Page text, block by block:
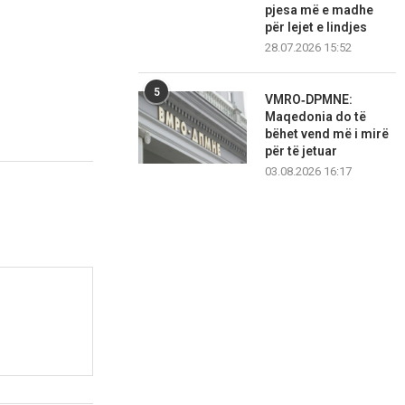
pjesa më e madhe
për lejet e lindjes
28.07.2026 15:52
5
VMRO‑DPMNE:
Maqedonia do të
bëhet vend më i mirë
për të jetuar
03.08.2026 16:17